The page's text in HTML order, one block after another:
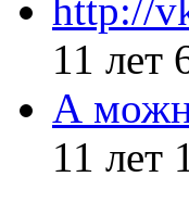
http://
11 лет
А
11 лет